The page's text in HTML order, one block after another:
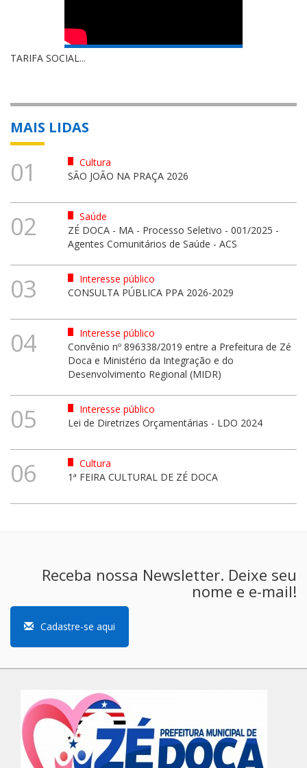
TARIFA SOCIAL...
MAIS LIDAS
01
Cultura
SÃO JOÃO NA PRAÇA 2026
02
Saúde
ZÉ DOCA - MA - Processo Seletivo - 001/2025 -
Agentes Comunitários de Saúde - ACS
03
Interesse público
CONSULTA PÚBLICA PPA 2026-2029
04
Interesse público
Convênio nº 896338/2019 entre a Prefeitura de Zé
Doca e Ministério da Integração e do
Desenvolvimento Regional (MIDR)
05
Interesse público
Lei de Diretrizes Orçamentárias - LDO 2024
06
Cultura
1ª FEIRA CULTURAL DE ZÉ DOCA
Receba nossa Newsletter. Deixe seu
nome e e-mail!
Cadastre-se aqui